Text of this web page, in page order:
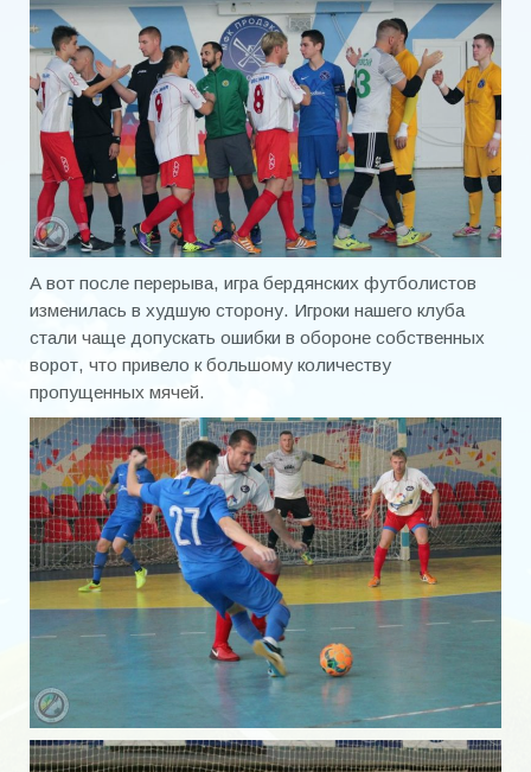
Степанов Александр Степанович
Фомин Виктор Трофимович
Шмуш Геннадий Иванович
Штауберг Виталий Петрович
ГОРОД
Чемпионат 2000-2012
Чемпионат 2013
Чемпионат 2014
Чемпионат 2015
Чемпионат 2016
Чемпионат 2017
Чемпионат 2018
Чемпионат 2019
Чемпионат 2020
Кубок города
Кубок города 2000-2020
А вот после перерыва, игра бердянских футболистов
изменилась в худшую сторону. Игроки нашего клуба
стали чаще допускать ошибки в обороне собственных
ворот, что привело к большому количеству
пропущенных мячей.